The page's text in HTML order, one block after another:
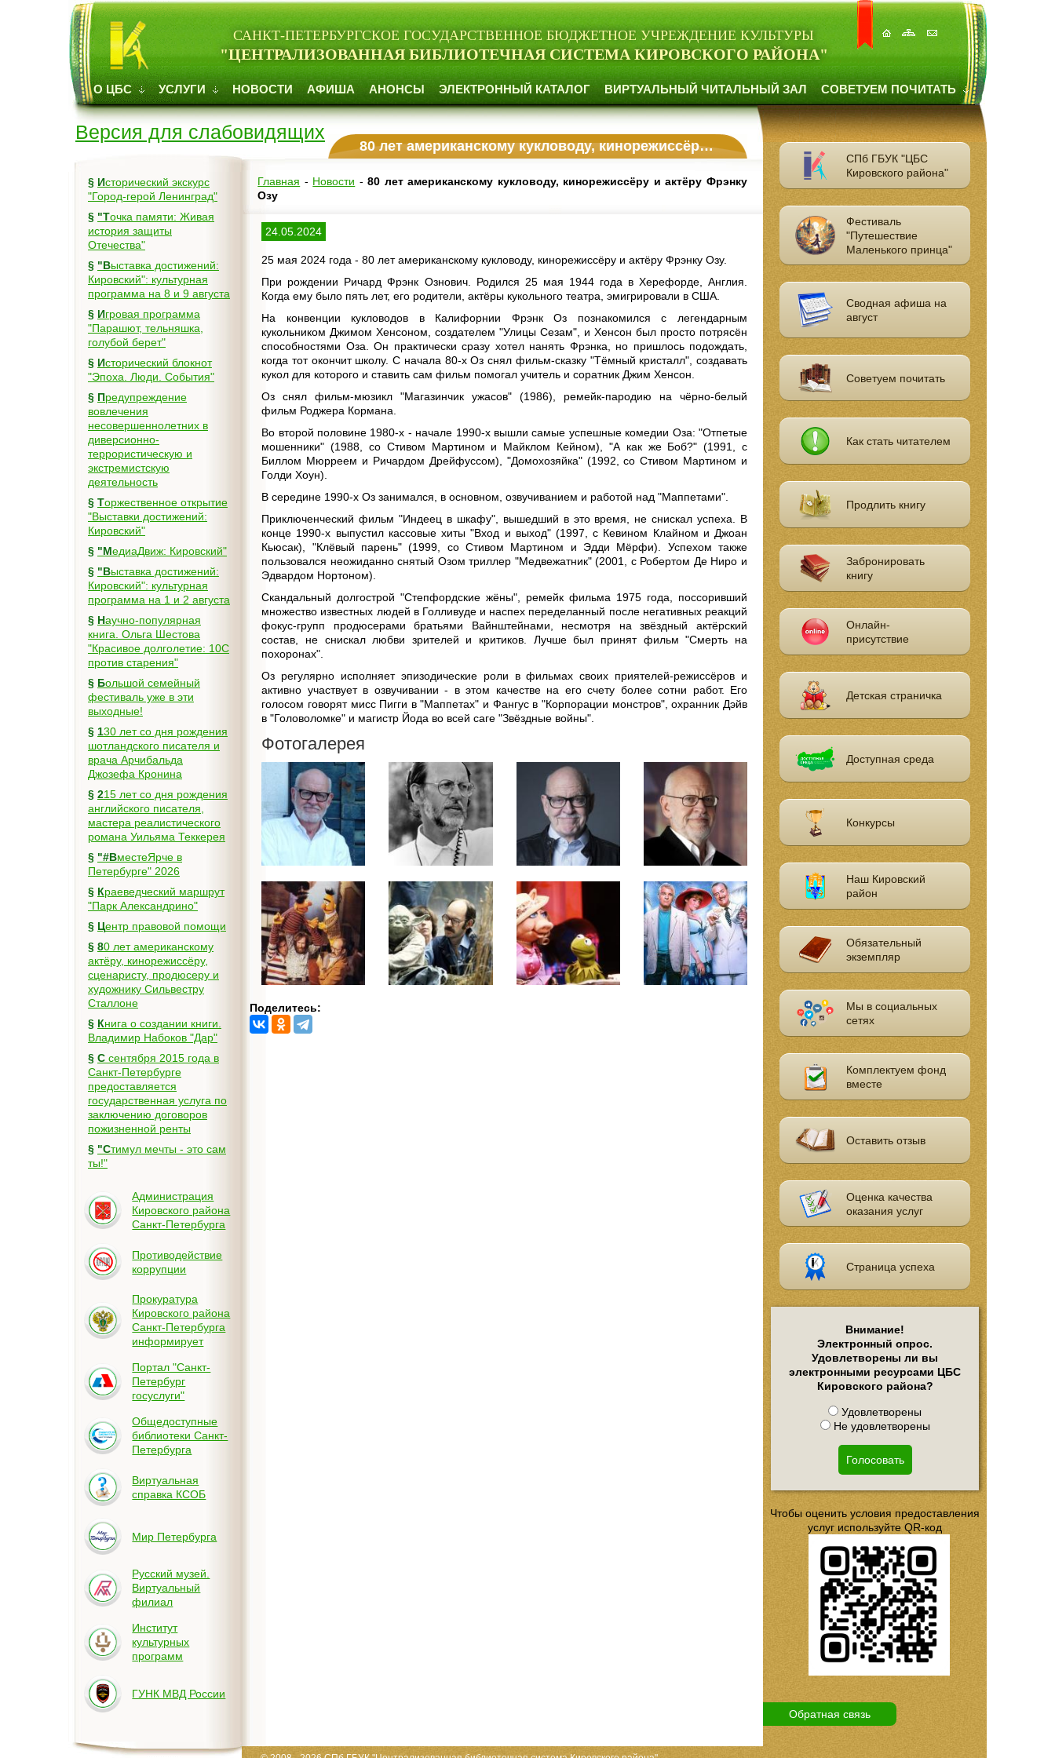
САНКТ-ПЕТЕРБУРГСКОЕ ГОСУДАРСТВЕННОЕ БЮДЖЕТНОЕ УЧРЕЖДЕНИЕ КУЛЬТУРЫ
"ЦЕНТРАЛИЗОВАННАЯ БИБЛИОТЕЧНАЯ СИСТЕМА КИРОВСКОГО РАЙОНА"
О ЦБС УСЛУГИ НОВОСТИ АФИША АНОНСЫ ЭЛЕКТРОННЫЙ КАТАЛОГ ВИРТУАЛЬНЫЙ ЧИТАЛЬНЫЙ ЗАЛ СОВЕТУЕМ ПОЧИТАТЬ
Версия для слабовидящих
§ Исторический экскурс
"Город-герой Ленинград"
§ "Точка памяти: Живая
история защиты
Отечества"
§ "Выставка достижений:
Кировский": культурная
программа на 8 и 9 августа
§ Игровая программа
"Парашют, тельняшка,
голубой берет"
§ Исторический блокнот
"Эпоха. Люди. События"
§ Предупреждение
вовлечения
несовершеннолетних в
диверсионно-
террористическую и
экстремистскую
деятельность
§ Торжественное открытие
"Выставки достижений:
Кировский"
§
"МедиаДвиж: Кировский"
§ "Выставка достижений:
Кировский": культурная
программа на 1 и 2 августа
§ Научно-популярная
книга. Ольга Шестова
"Красивое долголетие: 10C
против старения"
§ Большой семейный
фестиваль уже в эти
выходные!
§ 130 лет со дня рождения
шотландского писателя и
врача Арчибальда
Джозефа Кронина
§ 215 лет со дня рождения
английского писателя,
мастера реалистического
романа Уильяма Теккерея
§ "#ВместеЯрче в
Петербурге" 2026
§ Краеведческий маршрут
"Парк Александрино"
§
Центр правовой помощи
§ 80 лет американскому
актёру, кинорежиссёру,
сценаристу, продюсеру и
художнику Сильвестру
Сталлоне
§ Книга о создании книги.
Владимир Набоков "Дар"
§ С сентября 2015 года в
Санкт-Петербурге
предоставляется
государственная услуга по
заключению договоров
пожизненной ренты
§ "Стимул мечты - это сам
ты!"
Администрация
Кировского района
Санкт-Петербурга
Противодействие
коррупции
Прокуратура
Кировского района
Санкт-Петербурга
информирует
Портал "Санкт-
Петербург
госуслуги"
Общедоступные
библиотеки Санкт-
Петербурга
Виртуальная
справка КСОБ
Мир Петербурга
Русский музей.
Виртуальный
филиал
Институт
культурных
программ
ГУНК МВД России
80 лет американскому кукловоду, кинорежиссёру и актёру Фрэнку Озу
Главная - Новости -80 лет американскому кукловоду, кинорежиссёру и актёру Фрэнку
Озу
24.05.2024
25 мая 2024 года - 80 лет американскому кукловоду, кинорежиссёру и актёру Фрэнку Озу.
При рождении Ричард Фрэнк Ознович. Родился 25 мая 1944 года в Херефорде, Англия.
Когда ему было пять лет, его родители, актёры кукольного театра, эмигрировали в США.
На конвенции кукловодов в Калифорнии Фрэнк Оз познакомился с легендарным
кукольником Джимом Хенсоном, создателем "Улицы Сезам", и Хенсон был просто потрясён
способностями Оза. Он практически сразу хотел нанять Фрэнка, но пришлось подождать,
когда тот окончит школу. С начала 80-х Оз снял фильм-сказку "Тёмный кристалл", создавать
кукол для которого и ставить сам фильм помогал учитель и соратник Джим Хенсон.
Оз снял фильм-мюзикл "Магазинчик ужасов" (1986), ремейк-пародию на чёрно-белый
фильм Роджера Кормана.
Во второй половине 1980-х - начале 1990-х вышли самые успешные комедии Оза: "Отпетые
мошенники" (1988, со Стивом Мартином и Майклом Кейном), "А как же Боб?" (1991, с
Биллом Мюрреем и Ричардом Дрейфуссом), "Домохозяйка" (1992, со Стивом Мартином и
Голди Хоун).
В середине 1990-х Оз занимался, в основном, озвучиванием и работой над "Маппетами".
Приключенческий фильм "Индеец в шкафу", вышедший в это время, не снискал успеха. В
конце 1990-х выпустил кассовые хиты "Вход и выход" (1997, с Кевином Клайном и Джоан
Кьюсак), "Клёвый парень" (1999, со Стивом Мартином и Эдди Мёрфи). Успехом также
пользовался неожиданно снятый Озом триллер "Медвежатник" (2001, с Робертом Де Ниро и
Эдвардом Нортоном).
Скандальный долгострой "Степфордские жёны", ремейк фильма 1975 года, поссоривший
множество известных людей в Голливуде и наспех переделанный после негативных реакций
фокус-групп продюсерами братьями Вайнштейнами, несмотря на звёздный актёрский
состав, не снискал любви зрителей и критиков. Лучше был принят фильм "Смерть на
похоронах".
Оз регулярно исполняет эпизодические роли в фильмах своих приятелей-режиссёров и
активно участвует в озвучивании - в этом качестве на его счету более сотни работ. Его
голосом говорят мисс Пигги в "Маппетах" и Фангус в "Корпорации монстров", охранник Дэйв
в "Головоломке" и магистр Йода во всей саге "Звёздные войны".
Фотогалерея
Поделитесь:
СПб ГБУК "ЦБС
Кировского района"
Фестиваль
"Путешествие
Маленького принца"
Сводная афиша на
август
Советуем почитать
Как стать читателем
Продлить книгу
Забронировать
книгу
Онлайн-
присутствие
Детская страничка
Доступная среда
Конкурсы
Наш Кировский
район
Обязательный
экземпляр
Мы в социальных
сетях
Комплектуем фонд
вместе
Оставить отзыв
Оценка качества
оказания услуг
Страница успеха
Внимание!
Электронный опрос.
Удовлетворены ли вы
электронными ресурсами ЦБС
Кировского района?
Удовлетворены
Не удовлетворены
Голосовать
Чтобы оценить условия предоставления
услуг используйте QR-код
Обратная связь